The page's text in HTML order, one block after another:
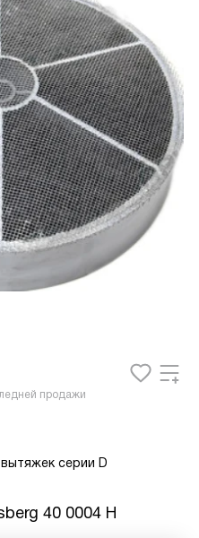
продажи
серии D
40 0004 H